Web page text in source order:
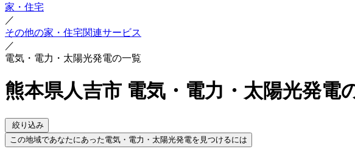
家・住宅
／
その他の家・住宅関連サービス
／
電気・電力・太陽光発電の一覧
熊本県人吉市 電気・電力・太陽光発電
絞り込み
この地域であなたにあった電気・電力・太陽光発電を見つけるには